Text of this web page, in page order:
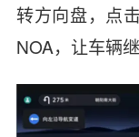
转方向盘，点
NOA，让车辆